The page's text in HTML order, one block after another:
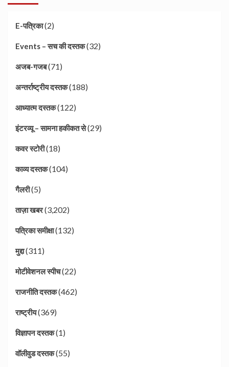
E-पत्रिका(2)
Events – सच की दस्तक(32)
अजब-गजब(71)
अन्तर्राष्ट्रीय दस्तक(188)
आध्यात्म दस्तक(122)
इंटरव्यू – सामना हकीकत से(29)
कवर स्टोरी(18)
काव्य दस्तक(104)
गैलरी(5)
ताज़ा खबर(3,202)
पत्रिका समीक्षा(132)
मुद्दा(311)
मोटीवेशनल स्पीच(22)
राजनीति दस्तक(462)
राष्ट्रीय(369)
विज्ञापन दस्तक(1)
वॉलीवुड दस्तक(55)